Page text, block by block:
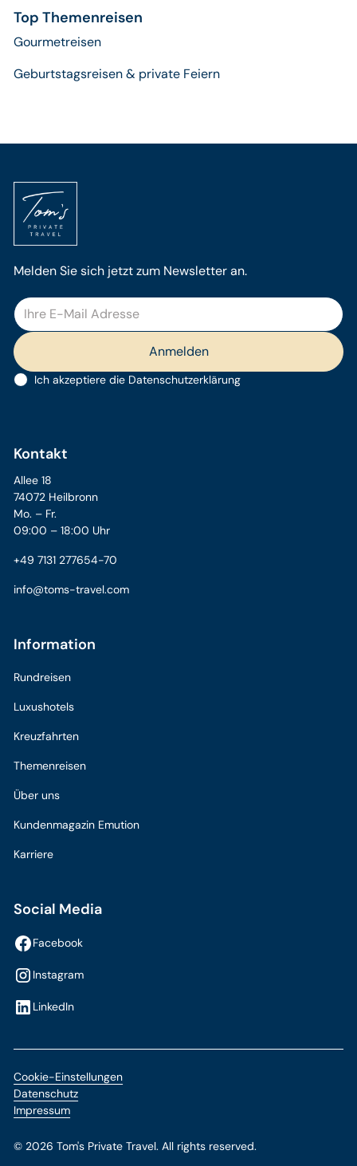
Top Themenreisen
Gourmetreisen
Geburtstagsreisen & private Feiern
Melden Sie sich jetzt zum Newsletter an.
Ich akzeptiere die Datenschutzerklärung
Kontakt
Allee 18
74072 Heilbronn
Mo. – Fr.
09:00 – 18:00 Uhr
+49 7131 277654-70
info@toms-travel.com
Information
Rundreisen
Luxushotels
Kreuzfahrten
Themenreisen
Über uns
Kundenmagazin Emution
Karriere
Social Media
Facebook
Instagram
LinkedIn
©2026 Tom's Private Travel. All rights reserved.
Cookie-Einstellungen
Datenschutz
Impressum